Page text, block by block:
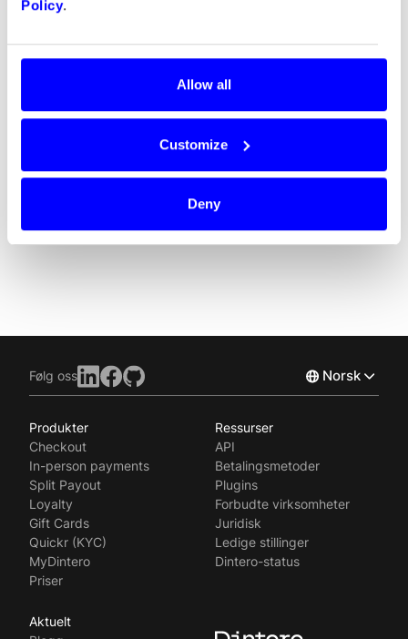
Policy.
Allow all
Customize
Deny
Løsningen er minst like god som
til å hjelpe oss hvis vi har problemer. Det gjør at
alltid godt om natten, sier Molin.
Dintero tilbyr en komplett betalingsløsning som
Følg oss Norsk
Svenska
Produkter
Checkout
In-person payments
Split Payout
Loyalty
Gift Cards
Quickr (KYC)
MyDintero
Priser
Ressurser
API
Betalingsmetoder
Plugins
Forbudte virksomheter
Juridisk
Ledige stillinger
Dintero-status
Aktuelt